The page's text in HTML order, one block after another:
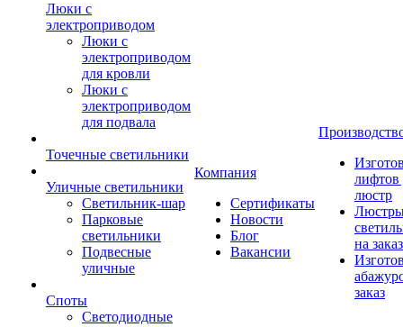
Люки с
электроприводом
Люки с
электроприводом
для кровли
Люки с
электроприводом
для подвала
Точечные светильники
Уличные светильники
Светильник-шар
Парковые
светильники
Подвесные
уличные
Споты
Светодиодные
Компания
Сертификаты
Новости
Блог
Вакансии
лифтов
люстр
на заказ
заказ